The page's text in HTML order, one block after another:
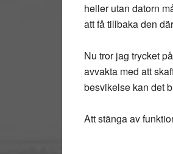
heller utan datorn
att få tillbaka den
Nu tror jag trycket
avvakta med att
besvikelse kan det
Att stänga av